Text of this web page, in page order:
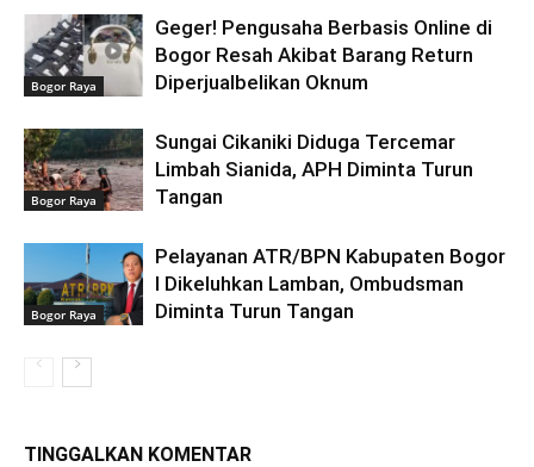
Bogor Raya
Geger! Pengusaha Berbasis Online di
Bogor Resah Akibat Barang Return
Diperjualbelikan Oknum
Bogor Raya
Sungai Cikaniki Diduga Tercemar
Limbah Sianida, APH Diminta Turun
Tangan
Bogor Raya
Pelayanan ATR/BPN Kabupaten Bogor
I Dikeluhkan Lamban, Ombudsman
Diminta Turun Tangan
TINGGALKAN KOMENTAR